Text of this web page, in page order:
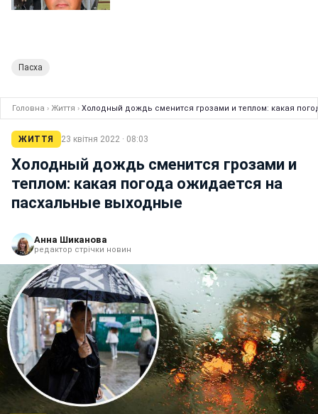
Пасха
Головна › Життя › Холодный дождь сменится грозами и теплом: какая
ЖИТТЯ 23 квітня 2022 · 08:03
Холодный дождь сменится грозами и
теплом: какая погода ожидается на
пасхальные выходные
Анна Шиканова
редактор стрічки новин